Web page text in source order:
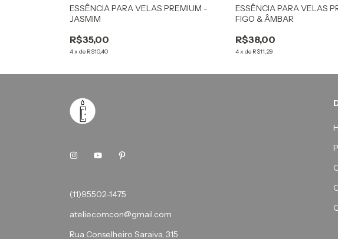
ESSÊNCIA PARA VELAS PREMIUM -
JASMIM
R$35,00
4x de R$10,40
ESSÊNCIA PARA VELAS
FIGO & ÂMBAR
R$38,00
4x de R$11,29
(11)95502-1475
ateliecomcon@gmail.com
Rua Conselheiro Saraiva, 315